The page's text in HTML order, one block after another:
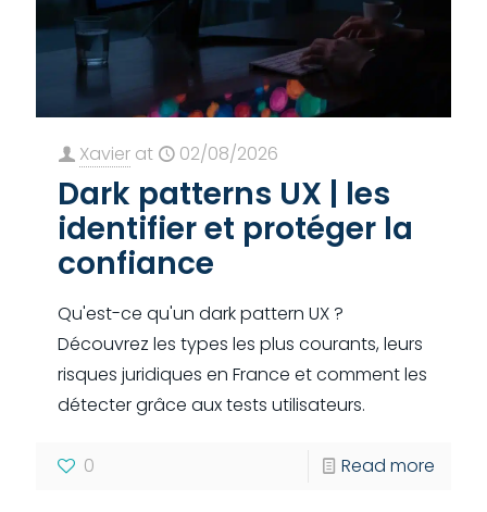
Xavier at 02/08/2026
Dark patterns UX | les
identifier et protéger la
confiance
Qu'est-ce qu'un dark pattern UX ?
Découvrez les types les plus courants, leurs
risques juridiques en France et comment les
détecter grâce aux tests utilisateurs.
0 Read more